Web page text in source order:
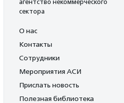
агентство некоммерческого
сектора
О нас
Контакты
Сотрудники
Мероприятия АСИ
Прислать новость
Полезная библиотека